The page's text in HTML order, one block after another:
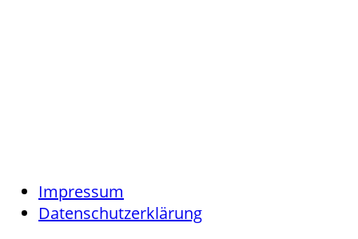
Impressum
Datenschutzerklärung